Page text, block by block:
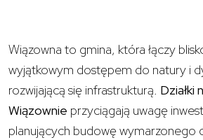
Wiązowna to gmina, która łączy
wyjątkowym dostępem do natury i
rozwijającą się infrastrukturą. Działki
Wiązownie przyciągają uwagę
planujących budowę wymarzonego